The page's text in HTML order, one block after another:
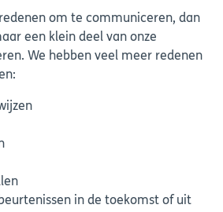
om te communiceren, dan
een klein deel van onze
We hebben veel meer redenen
in de toekomst of uit